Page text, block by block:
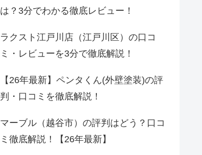
は？3分でわかる徹底レビュー！
ラクスト江戸川店（江戸川区）の口コ
ミ・レビューを3分で徹底解説！
【26年最新】ペンタくん(外壁塗装)の評
判・口コミを徹底解説！
マーブル（越谷市）の評判はどう？口コ
ミ徹底解説！【26年最新】